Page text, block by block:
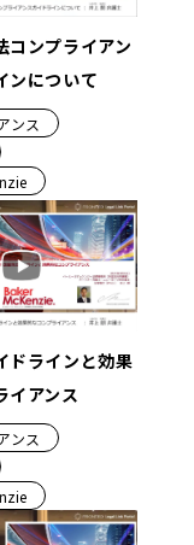
コンプライアン
ンについて
ンス
ドラインと効果
イアンス
ンス